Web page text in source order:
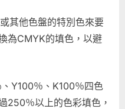
其他色盤的特別色來要
為CMYK的填色，以避
Y100％、K100％四色
250％以上的色彩填色，